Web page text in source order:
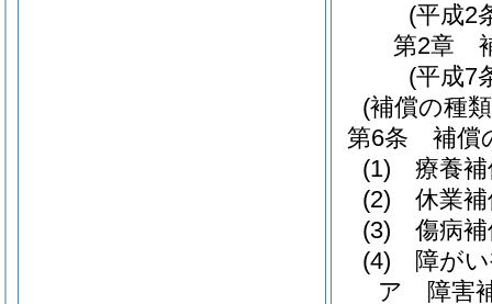
(平成2
第2章
(平成7
(補償の種
第6条
補償
(1)
療養
(2)
休業
(3)
傷病
(4)
障が
ア
障害